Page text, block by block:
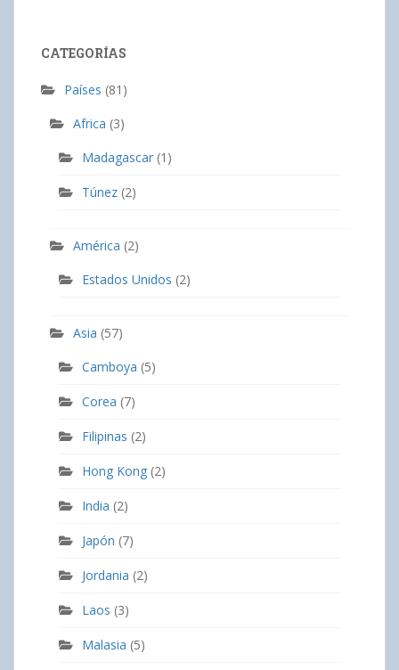
CATEGORÍAS
Países (81)
Africa (3)
Madagascar (1)
Túnez (2)
América (2)
Estados Unidos (2)
Asia (57)
Camboya (5)
Corea (7)
Filipinas (2)
Hong Kong (2)
India (2)
Japón (7)
Jordania (2)
Laos (3)
Malasia (5)